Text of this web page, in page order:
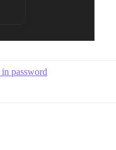
password